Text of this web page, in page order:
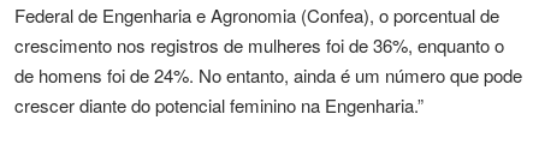
Federal de Engenharia e Agronomia (Confea), o porcentual de
crescimento nos registros de mulheres foi de 36%, enquanto o
de homens foi de 24%. No entanto, ainda é um número que pode
crescer diante do potencial feminino na Engenharia.”